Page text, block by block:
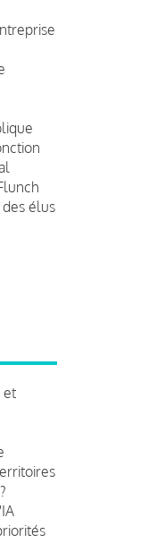
élus
et